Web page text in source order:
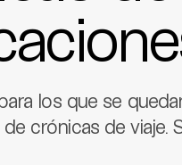
los que se
crónicas de viaje.